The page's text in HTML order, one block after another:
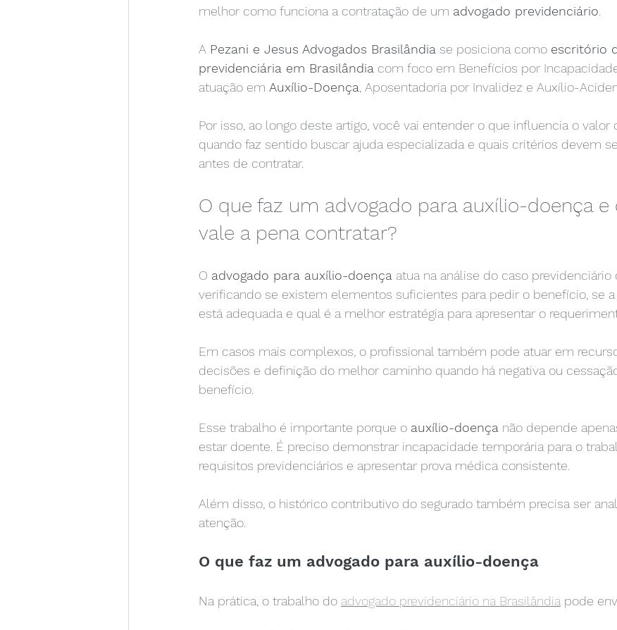
melhor como funciona a contratação de um advogado previdenciário
A Pezani e Jesus Advogados Brasilândia se posiciona como escritório
previdenciária em Brasilândia com foco em Benefícios por
atuação em Auxílio-Doença , Aposentadoria por Invalidez e Auxílio-
Por isso, ao longo deste artigo, você vai entender o que influencia o valor
quando faz sentido buscar ajuda especializada e quais critérios devem
antes de contratar.
O que faz um advogado para auxílio-doença e
vale a pena contratar?
O advogado para auxílio-doença atua na análise do caso previdenciário
verificando se existem elementos suficientes para pedir o benefício, se
está adequada e qual é a melhor estratégia para apresentar o
Em casos mais complexos, o profissional também pode atuar em
decisões e definição do melhor caminho quando há negativa ou
benefício.
Esse trabalho é importante porque o auxílio-doença não depende
estar doente. É preciso demonstrar incapacidade temporária para o
requisitos previdenciários e apresentar prova médica consistente.
Além disso, o histórico contributivo do segurado também precisa ser
atenção.
O que faz um advogado para auxílio-doença
Na prática, o trabalho do advogado previdenciário na Brasilândia pode